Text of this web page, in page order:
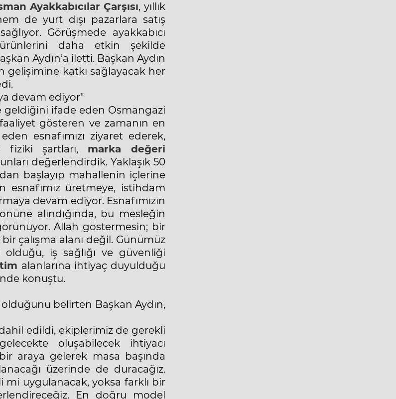
Ayakkabıcılar Çarşısı, yıllık
de yurt dışı pazarlara satış
Görüşmede ayakkabıcı
daha etkin şekilde
Aydın’a iletti. Başkan Aydın
gelişimine katkı sağlayacak her
devam ediyor"
geldiğini ifade eden Osmangazi
gösteren ve zamanın en
esnafımızı ziyaret ederek,
fiziki şartları, marka değeri
değerlendirdik. Yaklaşık 50
başlayıp mahallenin içlerine
üretmeye, istihdam
devam ediyor. Esnafımızın
alındığında, bu mesleğin
Allah göstermesin; bir
çalışma alanı değil. Günümüz
iş sağlığı ve güvenliği
alanlarına ihtiyaç duyulduğu
konuştu.
belirten Başkan Aydın,
dahil edildi, ekiplerimiz de gerekli
oluşabilecek ihtiyacı
araya gelerek masa başında
üzerinde de duracağız.
uygulanacak, yoksa farklı bir
En doğru model